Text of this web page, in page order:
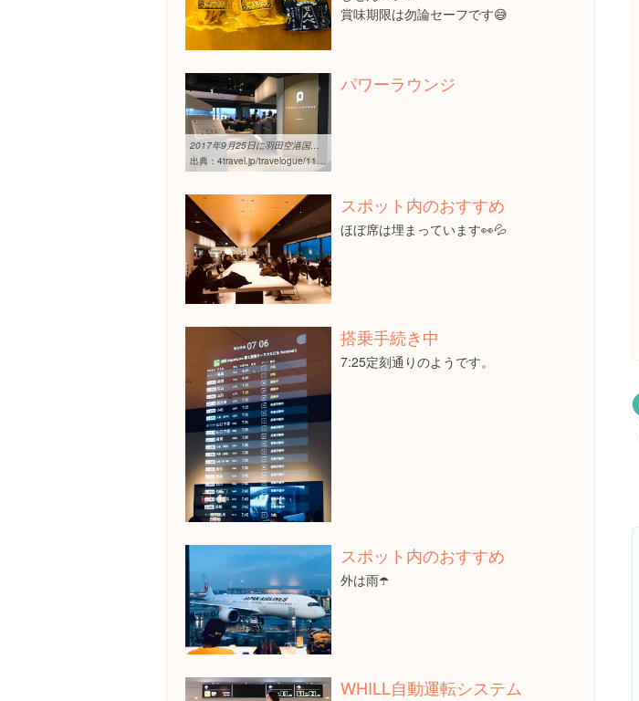
賞味期限は勿論セーフです😅
2017年9月25日に羽田空港国内線第1旅客ターミナルにクレジットカード ...
出典： 4travel.jp/travelogue/11287513
パワーラウンジ
スポット内のおすすめ
ほぼ席は埋まっています👀💦
搭乗手続き中
7:25定刻通りのようです。
スポット内のおすすめ
外は雨☂️
WHILL自動運転システム